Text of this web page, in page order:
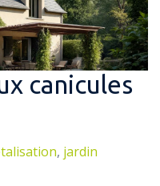
canicules
, jardin